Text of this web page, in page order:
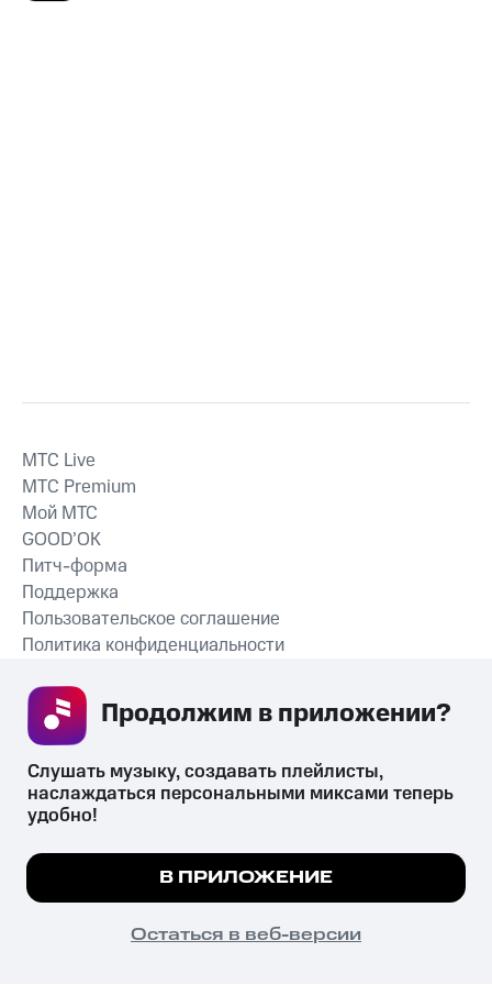
СКАЧАТЬ ПРИЛОЖЕНИЕ
MTС Live
MTС Premium
Мой МТС
GOOD’OK
Питч-форма
Поддержка
Пользовательское соглашение
Политика конфиденциальности
психотропных веществ, их аналогов причиняет вред здоровью,
их незаконный оборот запрещён и влечёт установленную
законодательством ответственность.
© 2026 ООО «КИОН».
Все права защищены
Мы используем куки, чтобы на сайте все
Подробнее
ПОНЯТНО
Слушать музыку, создавать плейлисты,
наслаждаться персональными миксами теперь
удобно!
В ПРИЛОЖЕНИЕ
Остаться в веб-версии